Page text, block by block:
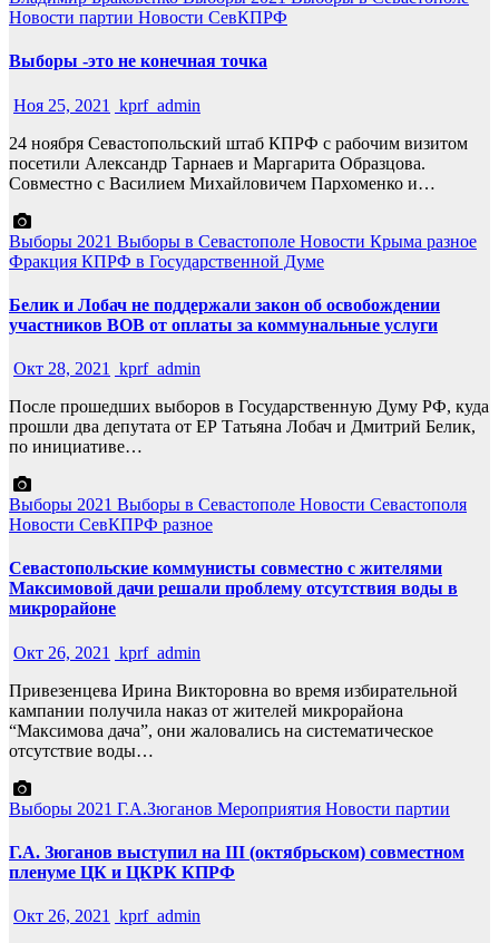
Новости партии Новости СевКПРФ
Выборы -это не конечная точка
Ноя 25, 2021
kprf_admin
24 ноября Севастопольский штаб КПРФ с рабочим визитом
посетили Александр Тарнаев и Маргарита Образцова.
Совместно с Василием Михайловичем Пархоменко и…
Выборы 2021 Выборы в Севастополе Новости Крыма разное
Фракция КПРФ в Государственной Думе
Белик и Лобач не поддержали закон об освобождении
участников ВОВ от оплаты за коммунальные услуги
Окт 28, 2021
kprf_admin
После прошедших выборов в Государственную Думу РФ, куда
прошли два депутата от ЕР Татьяна Лобач и Дмитрий Белик,
по инициативе…
Выборы 2021 Выборы в Севастополе Новости Севастополя
Новости СевКПРФ разное
Севастопольские коммунисты совместно с жителями
Максимовой дачи решали проблему отсутствия воды в
микрорайоне
Окт 26, 2021
kprf_admin
Привезенцева Ирина Викторовна во время избирательной
кампании получила наказ от жителей микрорайона
“Максимова дача”, они жаловались на систематическое
отсутствие воды…
Выборы 2021 Г.А.Зюганов Мероприятия Новости партии
Г.А. Зюганов выступил на III (октябрьском) совместном
пленуме ЦК и ЦКРК КПРФ
Окт 26, 2021
kprf_admin